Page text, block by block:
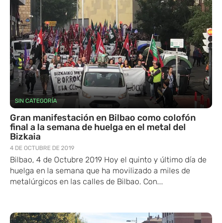
SIN CATEGORÍA
Gran manifestación en Bilbao como colofón
final a la semana de huelga en el metal del
Bizkaia
4 DE OCTUBRE DE 2019
Bilbao, 4 de Octubre 2019 Hoy el quinto y último día de
huelga en la semana que ha movilizado a miles de
metalúrgicos en las calles de Bilbao. Con...